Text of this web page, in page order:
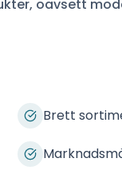
oavsett
Brett